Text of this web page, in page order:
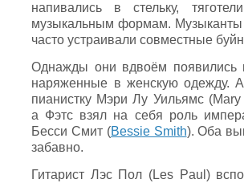
напивались в стельку,
музыкальным формам. Музыканты
часто устраивали совместные
Однажды они вдвоём появились
наряженные в женскую одежду.
пианистку Мэри Лу Уильямс
а Фэтс взял на себя роль
Бесси Смит (Bessie Smith). Оба
забавно.
Гитарист Лэс Пол (Les Paul)